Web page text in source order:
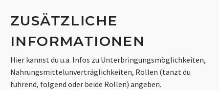
ZUSÄTZLICHE
INFORMATIONEN
Hier kannst du u.a. Infos zu Unterbringungsmöglichkeiten,
Nahrungsmittelunverträglichkeiten, Rollen (tanzt du
führend, folgend oder beide Rollen) angeben.